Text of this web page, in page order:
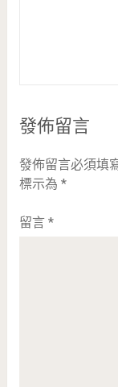
發佈留言
發佈留言必須填
標示為 *
留言 *